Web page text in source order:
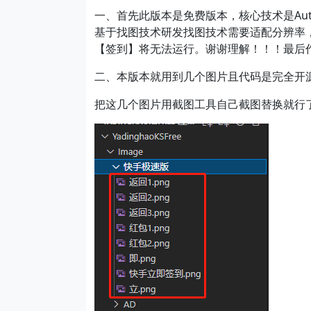
一、首先此版本是免费版本，核心技术是
基于找图技术研发找图技术需要适配分辨
【签到】将无法运行。谢谢理解！！！最
二、本版本就用到几个图片且代码是完全开
把这几个图片用截图工具自己截图替换就行